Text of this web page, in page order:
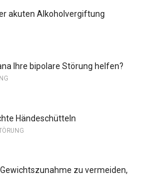
akuten Alkoholvergiftung
Ihre bipolare Störung helfen?
Händeschütteln
zu vermeiden,